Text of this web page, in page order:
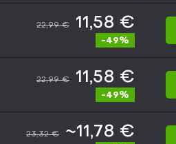
22,99 € 11,58 €
-49%
22,99 € 11,58 €
-49%
23,32 € ~11,78 €